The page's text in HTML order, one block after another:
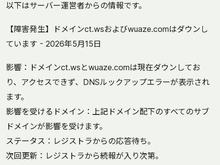
以下はサーバー運営者からの情報です。
【障害発生】ドメインct.wsおよびwuaze.comはダウンし
ています - 2026年5月15日
影響：ドメインct.wsとwuaze.comは現在ダウンしてお
り、アクセスできず、DNSルックアップエラーが表示され
ます。
影響を受けるドメイン：上記ドメイン配下のすべてのサブ
ドメインが影響を受けます。
ステータス：レジストラからの応答待ち。
次回更新：レジストラから続報が入り次第。